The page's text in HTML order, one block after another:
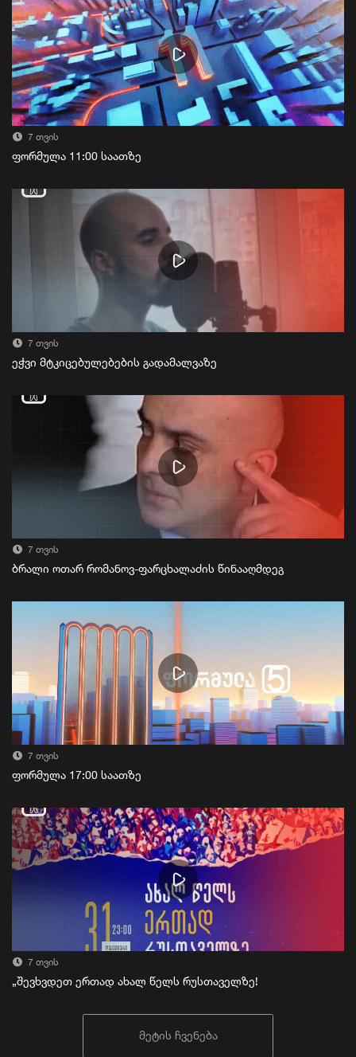
7 თვის
ფორმულა 11:00 საათზე
7 თვის
ეჭვი მტკიცებულებების გადამალვაზე
7 თვის
ბრალი ოთარ რომანოვ-ფარცხალაძის წინააღმდეგ
7 თვის
ფორმულა 17:00 საათზე
7 თვის
„შევხვდეთ ერთად ახალ წელს რუსთაველზე!
მეტის ჩვენება